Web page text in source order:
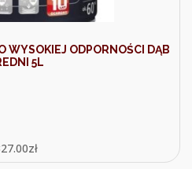
WYSOKIEJ ODPORNOŚCI DĄB
5L
zł